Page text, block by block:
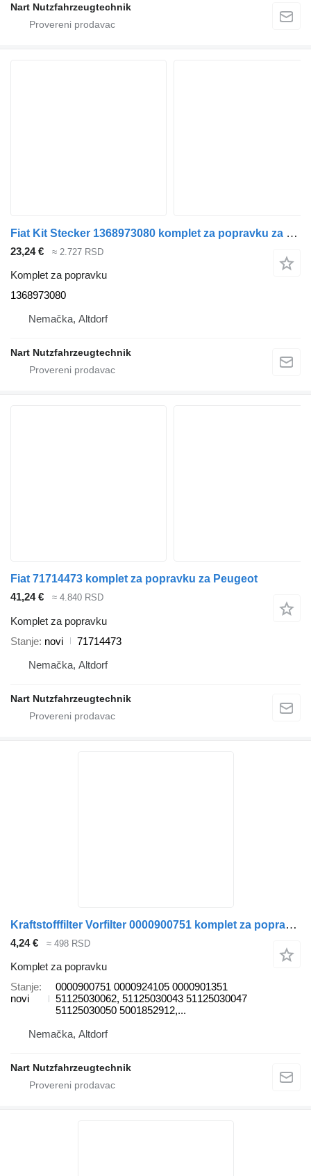
Nart Nutzfahrzeugtechnik
Fiat Kit Stecker 1368973080 komplet za popravku za Fiat
23,24 € ≈ 2.727 RSD
Komplet za popravku
1368973080
Nemačka, Altdorf
Nart Nutzfahrzeugtechnik
Fiat 71714473 komplet za popravku za Peugeot
41,24 €
≈ 4.840 RSD
Komplet za popravku
Stanje novi
71714473
Nemačka, Altdorf
Nart Nutzfahrzeugtechnik
Kraftstofffilter Vorfilter 0000900751 komplet za popravku za DAF MAN Mercedes Vergl kamiona
4,24 € ≈ 498 RSD
Komplet za popravku
Stanje
novi
0000900751 0000924105 0000901351
51125030062, 51125030043 51125030047
51125030050 5001852912,...
Nemačka, Altdorf
Nart Nutzfahrzeugtechnik